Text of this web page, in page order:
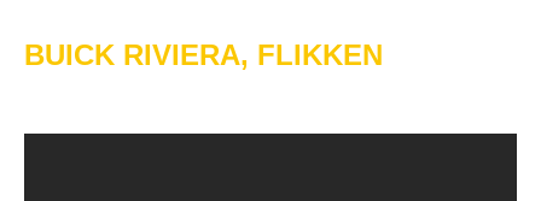
BUICK RIVIERA, FLIKKEN